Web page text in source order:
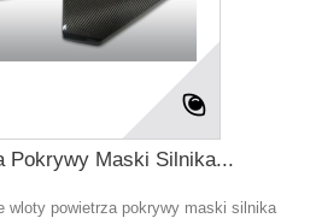
Pokrywy Maski Silnika...
wloty powietrza pokrywy maski silnika